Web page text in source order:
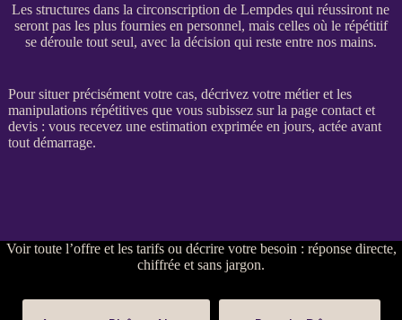
Les structures dans la circonscription de Lempdes qui réussiront ne
seront pas les plus fournies en personnel, mais celles où le répétitif
se déroule tout seul, avec la décision qui reste entre nos mains.
Pour situer précisément votre cas, décrivez votre métier et les
manipulations répétitives que vous subissez sur la page contact et
devis: vous recevez une estimation exprimée en jours, actée avant
tout démarrage.
Voirtoute l’offre et les tarifsou décrire votre besoin : réponse directe,
chiffrée et sans jargon.